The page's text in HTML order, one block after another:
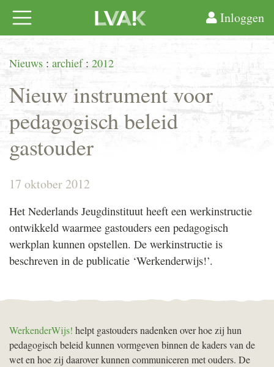
Inloggen
Nieuws : archief: 2012
Nieuw instrument voor
pedagogisch beleid
gastouder
17 oktober 2012
Het Nederlands Jeugdinstituut heeft een werkinstructie
ontwikkeld waarmee gastouders een pedagogisch
werkplan kunnen opstellen. De werkinstructie is
beschreven in de publicatie ‘Werkenderwijs!’.
WerkenderWijs! helpt gastouders nadenken over hoe zij hun
pedagogisch beleid kunnen vormgeven binnen de kaders van de
wet en hoe zij daarover kunnen communiceren met ouders. De